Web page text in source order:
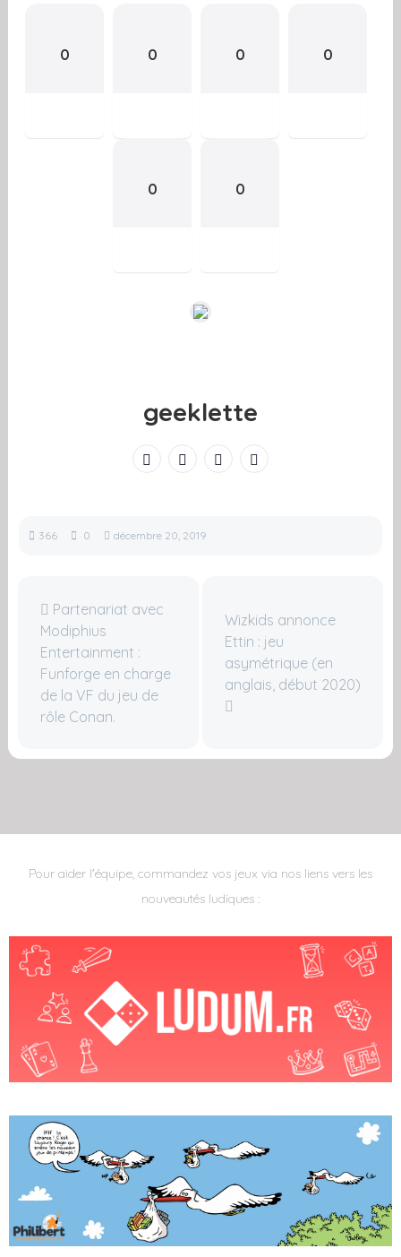
0 0 0 0
0 0
geeklette
366 0 décembre 20, 2019
Partenariat avec
Modiphius
Entertainment :
Funforge en charge
de la VF du jeu de
rôle Conan.
Wizkids annonce
Ettin : jeu
asymétrique (en
anglais, début 2020)
Pour aider l'équipe, commandez vos jeux via nos liens vers les
nouveautés ludiques :